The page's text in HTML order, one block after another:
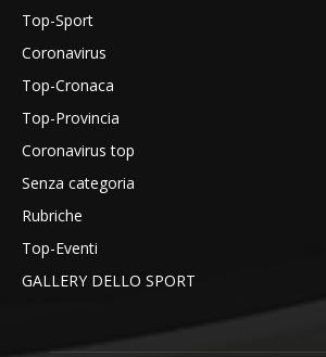
Top-Sport
Coronavirus
Top-Cronaca
Top-Provincia
Coronavirus top
Senza categoria
Rubriche
Top-Eventi
GALLERY DELLO SPORT